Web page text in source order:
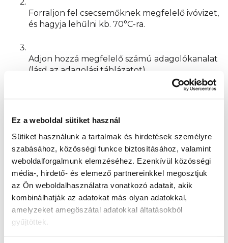
Ez a weboldal sütiket használ
Sütiket használunk a tartalmak és hirdetések személyre
szabásához, közösségi funkce biztosításához, valamint
weboldalforgalmunk elemzéséhez. Ezenkívül közösségi
média-, hirdető- és elemező partnereinkkel megosztjuk
az Ön weboldalhasználatra vonatkozó adatait, akik
kombinálhatják az adatokat más olyan adatokkal,
amelyzeket amegöszátal adatokkal áltatásokból
gyűjtöttek.
Forraljon fel csecsemőknek megfelelő ivóvizet,
és hagyja lehűlni kb. 70°C-ra.
Adjon hozzá megfelelő számú adagolókanalat
(lásd az adagolási táblázatot).
feloldódjon.
Távolítsa el a kupakot, és cserélje ki egy
sterilizált cumira.
Ellenőrizze a tej hőmérsékletét a csuklója
belső oldalán (ajánlott hőmérséklet 37°C), és
azonnal tálalja.